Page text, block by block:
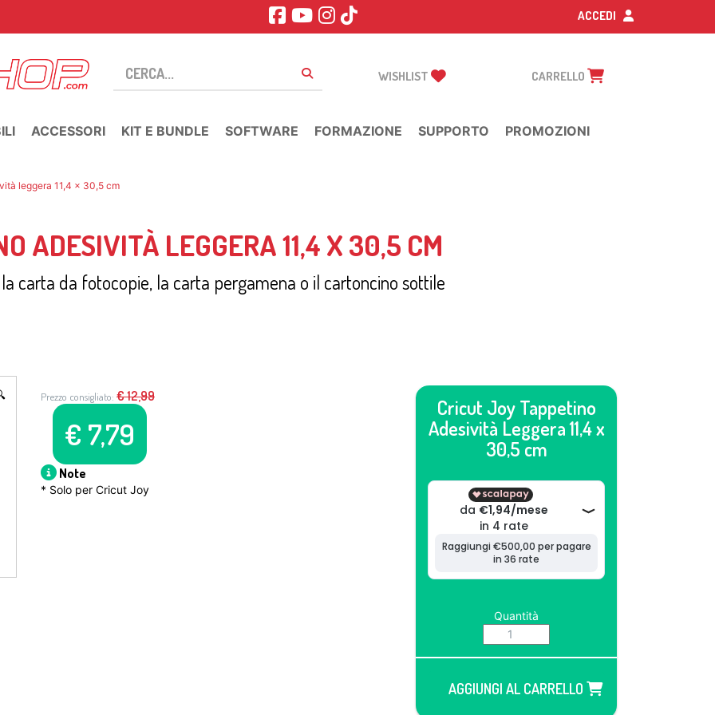
ACCEDI
WISHLIST CARRELLO
ACCESSORI KIT E BUNDLE SOFTWARE FORMAZIONE SUPPORTO PROMOZIONI
leggera 11,4 x 30,5 cm
ADESIVITÀ LEGGERA 11,4 X 30,5 CM
carta da fotocopie, la carta pergamena o il cartoncino sottile
Prezzo consigliato: €12,99
€ 7,79
Note
* Solo per Cricut Joy
Cricut Joy Tappetino
Adesività Leggera 11,4 x
30,5 cm
Quantità
AGGIUNGI AL CARRELLO